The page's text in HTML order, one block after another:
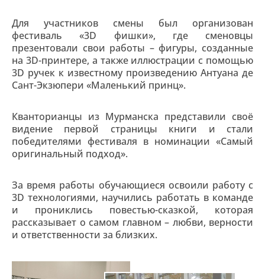
Для участников смены был организован
фестиваль «3D фишки», где сменовцы
презентовали свои работы – фигуры, созданные
на 3D-принтере, а также иллюстрации с помощью
3D ручек к известному произведению Антуана де
Сант-Экзюпери «Маленький принц».
Кванторианцы из Мурманска представили своё
видение первой страницы книги и стали
победителями фестиваля в номинации «Самый
оригинальный подход».
За время работы обучающиеся освоили работу с
3D технологиями, научились работать в команде
и прониклись повестью-сказкой, которая
рассказывает о самом главном – любви, верности
и ответственности за близких.